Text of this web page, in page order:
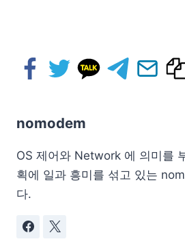
nomodem
OS 제어와 Network 에 의미를
획에 일과 흥미를 섞고 있는
다.